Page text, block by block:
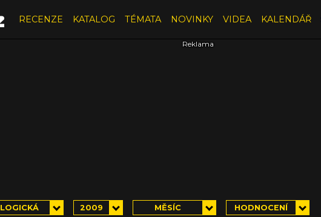
RECENZE KATALOG TÉMATA NOVINKY VIDEA KALENDÁŘ
LOGICKÁ 2009 MĚSÍC HODNOCENÍ